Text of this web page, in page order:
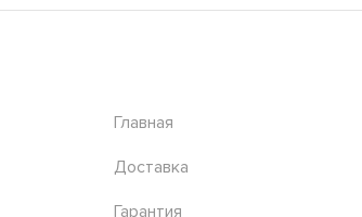
Главная
Доставка
Гарантия